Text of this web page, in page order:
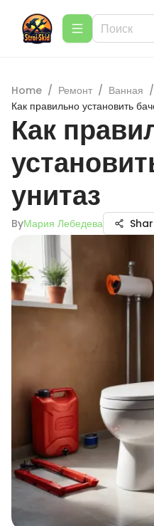
Home / Ремонт / Ванная /
Как правильно установить
Как
унитаз
ByМария Лебедева